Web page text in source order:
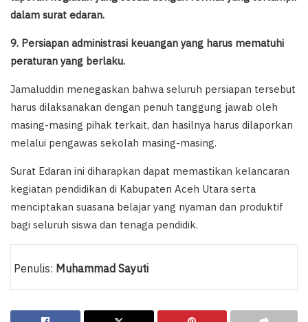
dalam surat edaran.
9. Persiapan administrasi keuangan yang harus mematuhi
peraturan yang berlaku.
Jamaluddin menegaskan bahwa seluruh persiapan tersebut
harus dilaksanakan dengan penuh tanggung jawab oleh
masing-masing pihak terkait, dan hasilnya harus dilaporkan
melalui pengawas sekolah masing-masing.
Surat Edaran ini diharapkan dapat memastikan kelancaran
kegiatan pendidikan di Kabupaten Aceh Utara serta
menciptakan suasana belajar yang nyaman dan produktif
bagi seluruh siswa dan tenaga pendidik.
Penulis: Muhammad Sayuti